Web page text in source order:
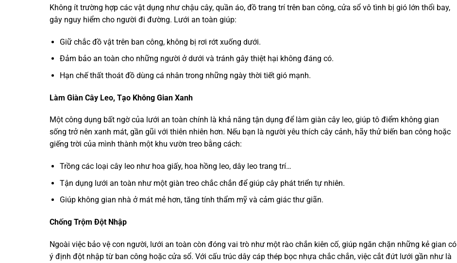
Không ít trường hợp các vật dụng như chậu cây, quần áo, đồ trang trí trên ban công, cửa sổ vô tình bị gió lớn thổi bay,
gây nguy hiểm cho người đi đường. Lưới an toàn giúp:
Giữ chắc đồ vật trên ban công, không bị rơi rớt xuống dưới.
Đảm bảo an toàn cho những người ở dưới và tránh gây thiệt hại không đáng có.
Hạn chế thất thoát đồ dùng cá nhân trong những ngày thời tiết gió mạnh.
Làm Giàn Cây Leo, Tạo Không Gian Xanh
Một công dụng bất ngờ của lưới an toàn chính là khả năng tận dụng để làm giàn cây leo, giúp tô điểm không gian
sống trở nên xanh mát, gần gũi với thiên nhiên hơn. Nếu bạn là người yêu thích cây cảnh, hãy thử biến ban công hoặc
giếng trời của mình thành một khu vườn treo bằng cách:
Trồng các loại cây leo như hoa giấy, hoa hồng leo, dây leo trang trí…
Tận dụng lưới an toàn như một giàn treo chắc chắn để giúp cây phát triển tự nhiên.
Giúp không gian nhà ở mát mẻ hơn, tăng tính thẩm mỹ và cảm giác thư giãn.
Chống Trộm Đột Nhập
Ngoài việc bảo vệ con người, lưới an toàn còn đóng vai trò như một rào chắn kiên cố, giúp ngăn chặn những kẻ gian có
ý định đột nhập từ ban công hoặc cửa sổ. Với cấu trúc dây cáp thép bọc nhựa chắc chắn, việc cắt đứt lưới gần như là